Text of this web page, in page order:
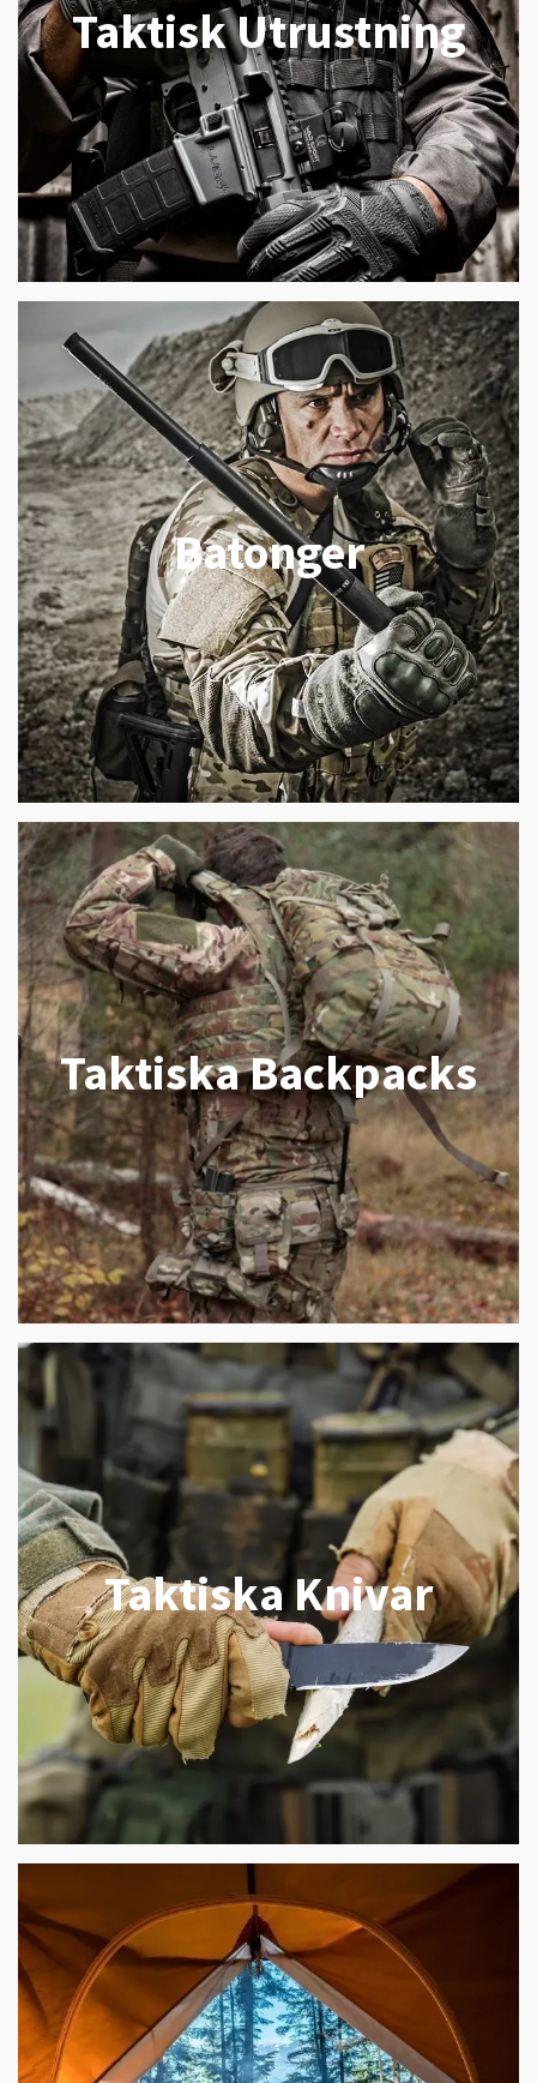
Taktisk Utrustning
Batonger
Taktiska Backpacks
Taktiska Knivar